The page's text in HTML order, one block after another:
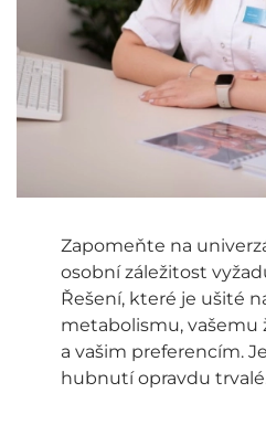
Zapomeňte na
osobní záležitost
Řešení, které je ušité
metabolismu,
a vašim preferencím.
hubnutí opravdu